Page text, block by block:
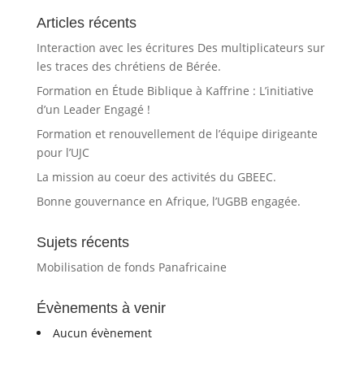
mission
au
Articles récents
Interaction avec les écritures Des multiplicateurs sur
les traces des chrétiens de Bérée.
Formation en Étude Biblique à Kaffrine : L’initiative
d’un Leader Engagé !
Formation et renouvellement de l’équipe dirigeante
pour l’UJC
La mission au coeur des activités du GBEEC.
Bonne gouvernance en Afrique, l’UGBB engagée.
Sujets récents
Mobilisation de fonds Panafricaine
Évènements à venir
Aucun évènement